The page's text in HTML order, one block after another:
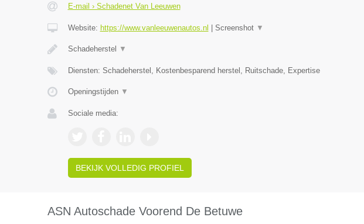
E-mail › Schadenet Van Leeuwen
Website: https://www.vanleeuwenautos.nl Screenshot ▼
Schadeherstel ▼
Diensten: Schadeherstel, Kostenbesparend herstel, Ruitschade, Expertise
Openingstijden ▼
Sociale media:
BEKIJK VOLLEDIG PROFIEL
ASN Autoschade Voorend De Betuwe